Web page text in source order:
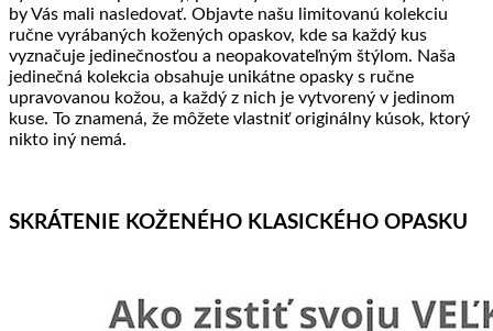
by Vás mali nasledovať. Objavte našu limitovanú kolekciu
ručne vyrábaných kožených opaskov, kde sa každý kus
vyznačuje jedinečnosťou a neopakovateľným štýlom. Naša
jedinečná kolekcia obsahuje unikátne opasky s ručne
upravovanou kožou, a každý z nich je vytvorený v jedinom
kuse. To znamená, že môžete vlastniť originálny kúsok, ktorý
nikto iný nemá.
SKRÁTENIE KOŽENÉHO KLASICKÉHO OPASKU